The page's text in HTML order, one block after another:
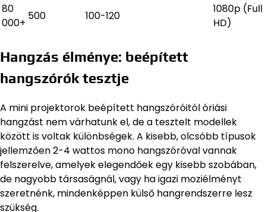
80
000+
500 100-120
1080p (Full
HD)
Hangzás élménye: beépített
hangszórók tesztje
A mini projektorok beépített hangszóróitól óriási
hangzást nem várhatunk el, de a tesztelt modellek
között is voltak különbségek. A kisebb, olcsóbb típusok
jellemzően 2-4 wattos mono hangszóróval vannak
felszerelve, amelyek elegendőek egy kisebb szobában,
de nagyobb társaságnál, vagy ha igazi moziélményt
szeretnénk, mindenképpen külső hangrendszerre lesz
szükség.